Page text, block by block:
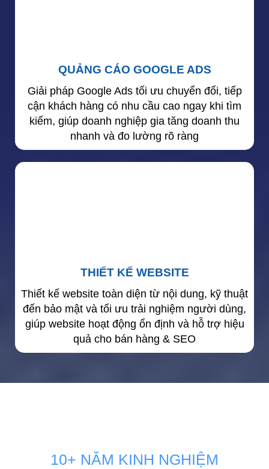
QUẢNG CÁO GOOGLE ADS
Giải pháp Google Ads tối ưu chuyển đổi, tiếp
cận khách hàng có nhu cầu cao ngay khi tìm
kiếm, giúp doanh nghiệp gia tăng doanh thu
nhanh và đo lường rõ ràng
THIẾT KẾ WEBSITE
Thiết kế website toàn diện từ nội dung, kỹ thuật
đến bảo mật và tối ưu trải nghiệm người dùng,
giúp website hoạt động ổn định và hỗ trợ hiệu
quả cho bán hàng & SEO
10+ NĂM KINH NGHIỆM